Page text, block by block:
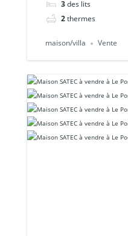
3des lits
2thermes
maison/villa Vente